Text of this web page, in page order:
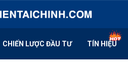
CHIẾN LƯỢC ĐẦU TƯ TÍN HIỆU